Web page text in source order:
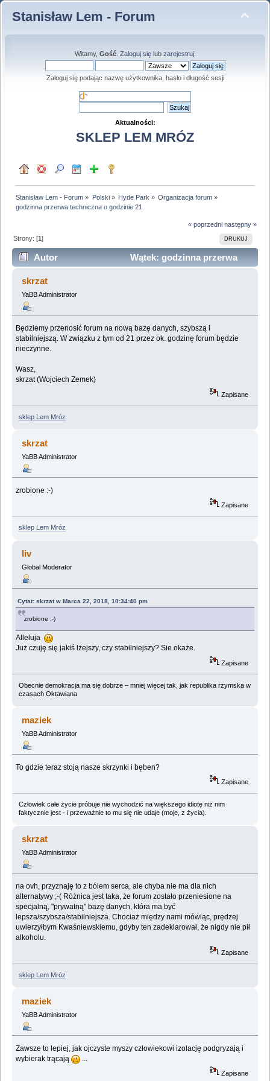
Stanisław Lem - Forum
Witamy, Gość. Zaloguj sięlub zarejestruj.
Zaloguj się podając nazwę użytkownika, hasło i długość sesji
Aktualności:
SKLEP LEM MRÓZ
Stanisław Lem - Forum » Polski» Hyde Park » Organizacja forum »
godzinna przerwa techniczna o godzinie 21
« poprzedni następny »
DRUKUJ
Strony: [1]
Autor
Wątek: godzinna przerwa
techniczna o godzinie 21 (Przeczytany 63411 razy)
skrzat
YaBB Administrator
Będziemy przenosić forum na nową bazę danych, szybszą i
stabilniejszą. W związku z tym od 21 przez ok. godzinę forum będzie
nieczynne.
Wasz,
skrzat (Wojciech Zemek)
Zapisane
sklep Lem Mróz
skrzat
YaBB Administrator
zrobione :-)
Zapisane
sklep Lem Mróz
liv
Global Moderator
Cytat: skrzat w Marca 22, 2018, 10:34:40 pm
zrobione :-)
Alleluja
Już czuję się jakiś lżejszy, czy stabilniejszy? Sie okaże.
Zapisane
Obecnie demokracja ma się dobrze – mniej więcej tak, jak republika rzymska w
czasach Oktawiana
maziek
YaBB Administrator
To gdzie teraz stoją nasze skrzynki i bęben?
Zapisane
Człowiek całe życie próbuje nie wychodzić na większego idiotę niż nim
faktycznie jest - i przeważnie to mu się nie udaje (moje, z życia).
skrzat
YaBB Administrator
na ovh, przyznaję to z bólem serca, ale chyba nie ma dla nich
alternatywy ;-( Różnica jest taka, że forum zostało przeniesione na
specjalną, "prywatną" bazę danych, która ma być
lepsza/szybsza/stabilniejsza. Chociaż między nami mówiąc, prędzej
uwierzyłbym Kwaśniewskiemu, gdyby ten zadeklarował, że nigdy nie pił
alkoholu.
Zapisane
sklep Lem Mróz
maziek
YaBB Administrator
Zawsze to lepiej, jak ojczyste myszy człowiekowi izolację podgryzają i
wybierak trącają
...
Zapisane